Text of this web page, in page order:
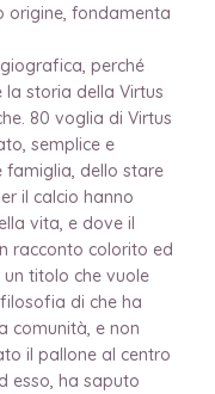
origine, fondamenta
perché
storia della Virtus
80 voglia di Virtus
semplice e
dello stare
il calcio hanno
vita, e dove il
racconto colorito ed
titolo che vuole
di che ha
comunità, e non
il pallone al centro
esso, ha saputo